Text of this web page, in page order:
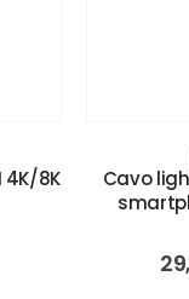
4K/8K
Cavo